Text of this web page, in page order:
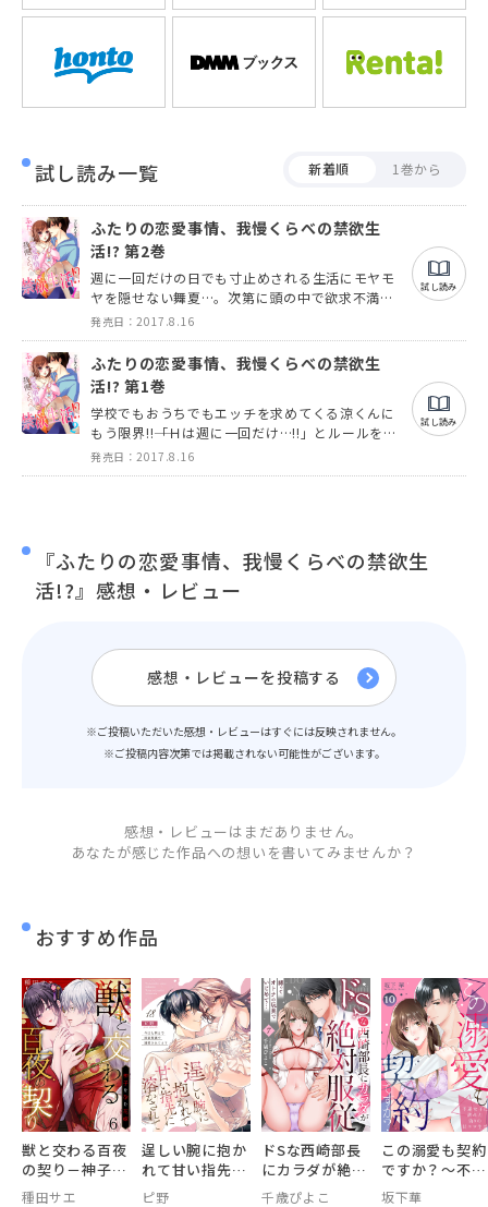
試し読み一覧 新着順 1巻から
ふたりの恋愛事情、我慢くらべの禁欲生
活!? 第2巻
週に一回だけの日でも寸止めされる生活にモヤモ
ヤを隠せない舞夏…。次第に頭の中で欲求不満を
考えるようになって!?
発売日：2017.8.16
試し読み
ふたりの恋愛事情、我慢くらべの禁欲生
活!? 第1巻
学校でもおうちでもエッチを求めてくる涼くんに
もう限界!!――「Ｈは週に一回だけ…!!」とルールを持
ち込んで!?
発売日：2017.8.16
試し読み
『ふたりの恋愛事情、我慢くらべの禁欲生
活!?』感想・レビュー
感想・レビューを投稿する
※ご投稿いただいた感想・レビューはすぐには反映されません。
※ご投稿内容次第では掲載されない可能性がございます。
感想・レビューはまだありません。
あなたが感じた作品への想いを書いてみませんか？
おすすめ作品
獣と交わる百夜
の契り－神子を
孕む花嫁－
種田サエ
逞しい腕に抱か
れて甘い指先に
溶かされて～今
ピ野
ドSな西崎部長
にカラダが絶対
服従～縛ってオ
千歳ぴよこ
この溺愛も契約
ですか？～不運
女子に訪れた偽
坂下華